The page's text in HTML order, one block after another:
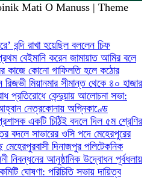
Mati O Manuss | Theme
বন্দি রাখা হয়েছিল বললেন চিফ
বেইমানি করেন জামায়াত আমির বলে
কাজে কোনো গাফিলতি হলে কঠোর
রিজভী মিয়ানমার সীমান্ত থেকে ৪০ হাজার
প্রতিরোধে কেন্দুয়ায় আলোচনা সভা:
নেত্রকোনায় অগ্নিকাণ্ডে
একটি চিঠিই বদলে দিল ৫ম শ্রেণির
বদলে সাভারের ওসি পদে মেহেরপুরের
মেহেরপুরবাসী দিনাজপুর পলিটেকনিক
নিবন্ধনের আনুষ্ঠানিক উদ্বোধন পূর্বধলায়
ঘোষণা: পরিচিতি সভায় দায়িত্ব